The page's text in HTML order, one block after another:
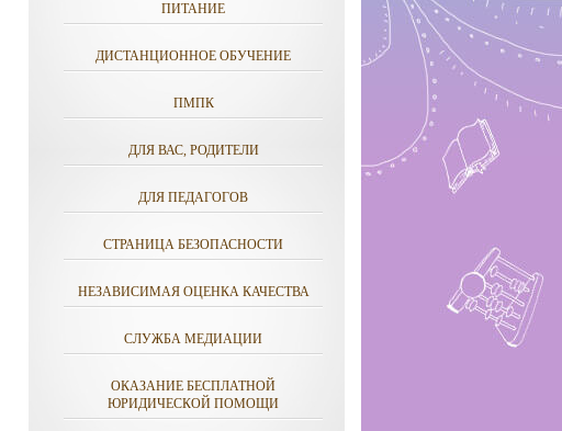
ПИТАНИЕ
ДИСТАНЦИОННОЕ ОБУЧЕНИЕ
ПМПК
ДЛЯ ВАС, РОДИТЕЛИ
ДЛЯ ПЕДАГОГОВ
СТРАНИЦА БЕЗОПАСНОСТИ
НЕЗАВИСИМАЯ ОЦЕНКА КАЧЕСТВА
СЛУЖБА МЕДИАЦИИ
ОКАЗАНИЕ БЕСПЛАТНОЙ
ЮРИДИЧЕСКОЙ ПОМОЩИ